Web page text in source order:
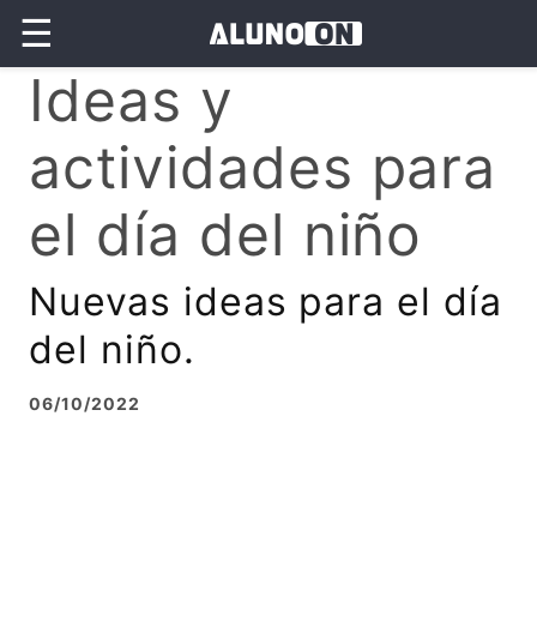
☰
Ideas y
actividades para
el día del niño
Nuevas ideas para el día
del niño.
06/10/2022